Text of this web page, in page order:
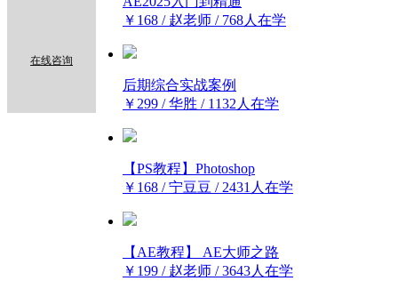
在线咨询
￥168 / 赵老师 / 768人在学
后期综合实战案例
￥299 / 华胜 / 1132人在学
【PS教程】Photoshop
￥168 / 宁豆豆 / 2431人在学
【AE教程】 AE大师之路
￥199 / 赵老师 / 3643人在学